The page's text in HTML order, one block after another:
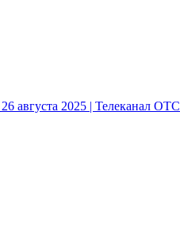
августа 2025 | Телеканал ОТС